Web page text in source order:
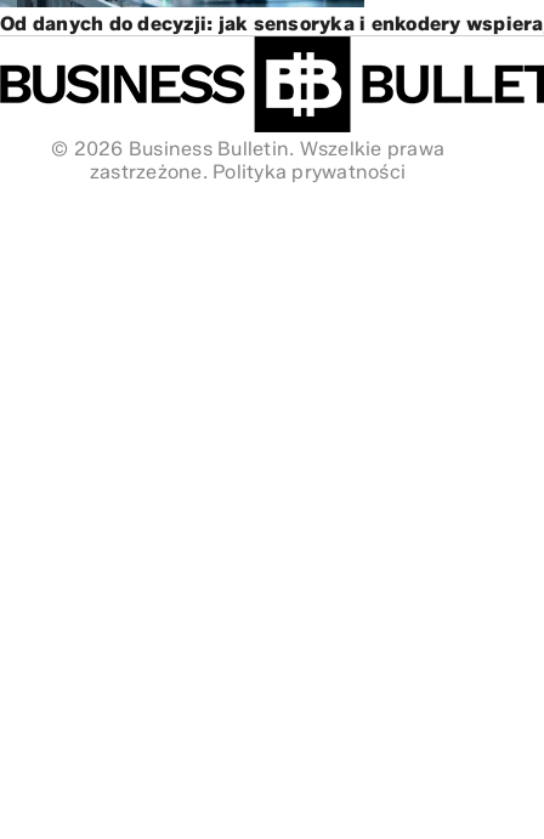
Od danych do decyzji: jak sensoryka i enkodery
© 2026 Business Bulletin. Wszelkie prawa
zastrzeżone. Polityka prywatności